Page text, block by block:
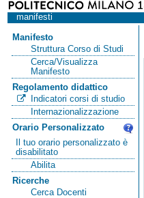
manifesti
Manifesto
Struttura Corso di Studi
Cerca/Visualizza
Manifesto
Regolamento didattico
Indicatori corsi di studio
Internazionalizzazione
Orario Personalizzato
Il tuo orario personalizzato è
disabilitato
Abilita
Ricerche
Cerca Docenti